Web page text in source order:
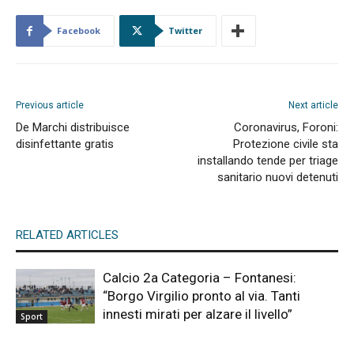
Facebook Twitter
Previous article
De Marchi distribuisce
disinfettante gratis
Next article
Coronavirus, Foroni:
Protezione civile sta
installando tende per triage
sanitario nuovi detenuti
RELATED ARTICLES
Sport
Calcio 2a Categoria – Fontanesi:
“Borgo Virgilio pronto al via. Tanti
innesti mirati per alzare il livello”